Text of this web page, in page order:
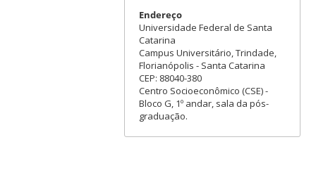
Endereço
Universidade Federal de Santa
Catarina
Campus Universitário, Trindade,
Florianópolis - Santa Catarina
CEP: 88040-380
Centro Socioeconômico (CSE) -
Bloco G, 1º andar, sala da pós-
graduação.